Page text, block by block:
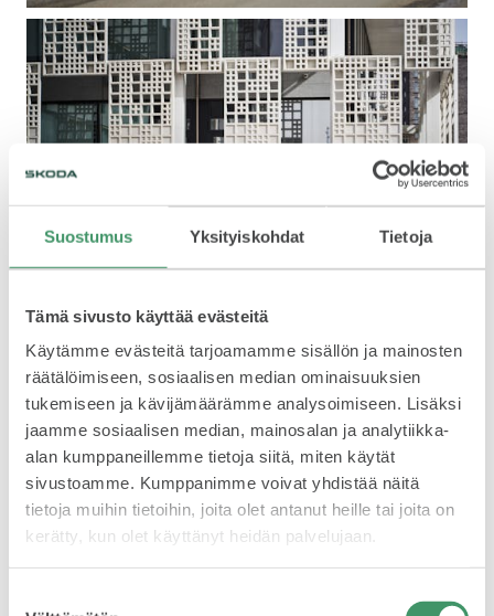
Suostumus Yksityiskohdat Tietoja
Tämä sivusto käyttää evästeitä
Käytämme evästeitä tarjoamamme sisällön ja mainosten
räätälöimiseen, sosiaalisen median ominaisuuksien
tukemiseen ja kävijämäärämme analysoimiseen. Lisäksi
jaamme sosiaalisen median, mainosalan ja analytiikka-
alan kumppaneillemme tietoja siitä, miten käytät
sivustoamme. Kumppanimme voivat yhdistää näitä
tietoja muihin tietoihin, joita olet antanut heille tai joita on
kerätty, kun olet käyttänyt heidän palvelujaan.
ŠKODA MEDIASSA
SPONSOROINTI & YHTEISTYÖ
KLASSIKOT
Lue lisää Škoda Kamiqistatästä linkistä
Lue lisää Škoda Octavia Combistatästä linkistä
Lue lisää Škoda Enyaqistatästä linkistä